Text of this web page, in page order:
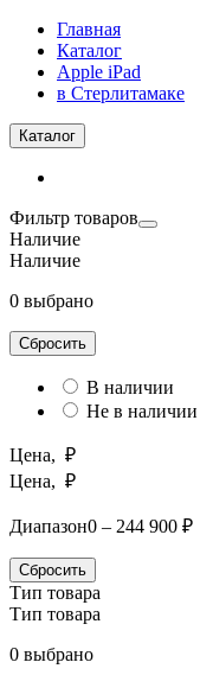
Главная
Каталог
Apple iPad
в Стерлитамаке
Каталог
Фильтр товаров
Наличие
Наличие
0 выбрано
Сбросить
В наличии
Не в наличии
Цена, ₽
Цена, ₽
Диапазон0 – 244 900 ₽
Сбросить
Тип товара
Тип товара
0 выбрано